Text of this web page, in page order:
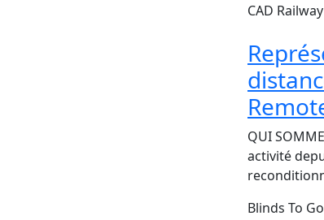
CAD
QUI
activité
Blinds To